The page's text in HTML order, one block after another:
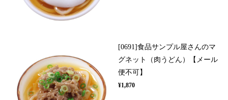
[0691]食品サンプル屋さんのマ
グネット（肉うどん）【メール
便不可】
¥1,870